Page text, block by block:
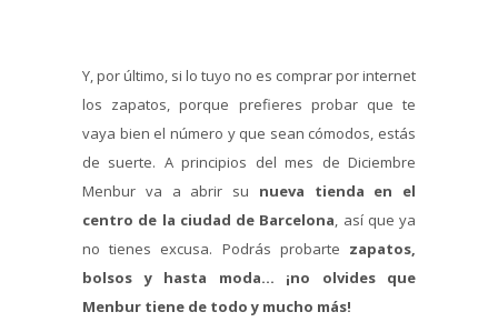
Y, por último, si lo tuyo no es comprar por internet
los zapatos, porque prefieres probar que te
vaya bien el número y que sean cómodos, estás
de suerte. A principios del mes de Diciembre
Menbur va a abrir su nueva tienda en el
centro de la ciudad de Barcelona, así que ya
no tienes excusa. Podrás probarte zapatos,
bolsos y hasta moda… ¡no olvides que
Menbur tiene de todo y mucho más!